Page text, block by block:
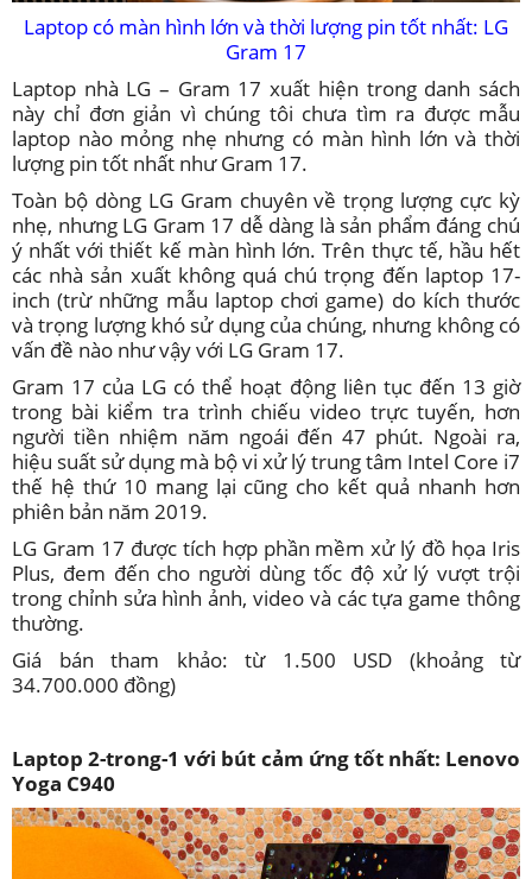
Laptop có màn hình lớn và thời lượng pin tốt nhất: LG
Gram 17
Laptop nhà LG – Gram 17 xuất hiện trong danh sách
này chỉ đơn giản vì chúng tôi chưa tìm ra được mẫu
laptop nào mỏng nhẹ nhưng có màn hình lớn và thời
lượng pin tốt nhất như Gram 17.
Toàn bộ dòng LG Gram chuyên về trọng lượng cực kỳ
nhẹ, nhưng LG Gram 17 dễ dàng là sản phẩm đáng chú
ý nhất với thiết kế màn hình lớn. Trên thực tế, hầu hết
các nhà sản xuất không quá chú trọng đến laptop 17-
inch (trừ những mẫu laptop chơi game) do kích thước
và trọng lượng khó sử dụng của chúng, nhưng không có
vấn đề nào như vậy với LG Gram 17.
Gram 17 của LG có thể hoạt động liên tục đến 13 giờ
trong bài kiểm tra trình chiếu video trực tuyến, hơn
người tiền nhiệm năm ngoái đến 47 phút. Ngoài ra,
hiệu suất sử dụng mà bộ vi xử lý trung tâm Intel Core i7
thế hệ thứ 10 mang lại cũng cho kết quả nhanh hơn
phiên bản năm 2019.
LG Gram 17 được tích hợp phần mềm xử lý đồ họa Iris
Plus, đem đến cho người dùng tốc độ xử lý vượt trội
trong chỉnh sửa hình ảnh, video và các tựa game thông
thường.
Giá bán tham khảo: từ 1.500 USD (khoảng từ
34.700.000 đồng)
Laptop 2-trong-1 với bút cảm ứng tốt nhất: Lenovo
Yoga C940